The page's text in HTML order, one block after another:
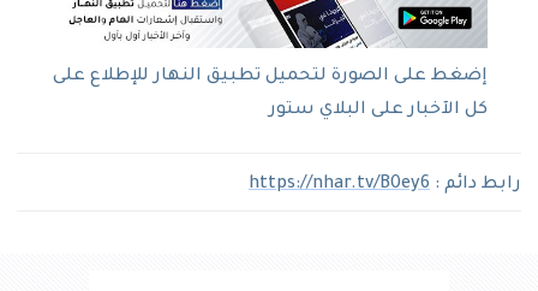
إضغط على الصورة لتحميل تطبيق النهار للإطلاع على
كل الآخبار على البلاي ستور
رابط دائم : https://nhar.tv/B0ey6